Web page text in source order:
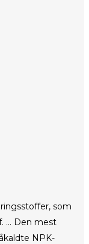
som
… Den mest
NPK-